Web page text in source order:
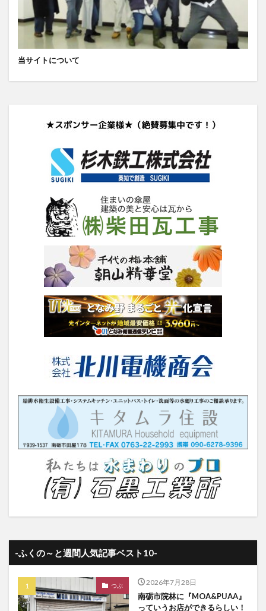
当サイトについて
-ふくの～と週間人気記事ベスト10-
つぶ 2026年7月28日
南砺市院林に『MOA&PUAA』
っていうお店ができるらしい！